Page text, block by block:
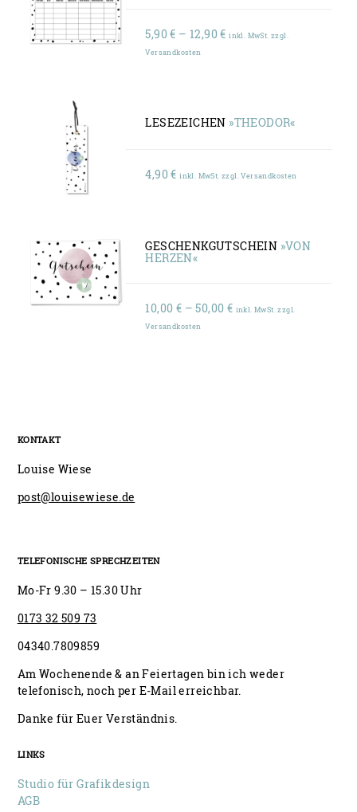
5,90€ –12,90€Preisspanne:
inkl. MwSt. zzgl.
Versandkosten
LESEZEICHEN »THEODOR«
4,90€ inkl. MwSt. zzgl. Versandkosten
GESCHENKGUTSCHEIN »VON
HERZEN«
10,00 € –50,00 €Preisspanne:
inkl. MwSt. zzgl.
Versandkosten
KONTAKT
Louise Wiese
post@louisewiese.de
TELEFONISCHE SPRECHZEITEN
Mo-Fr 9.30 – 15.30 Uhr
0173 32 509 73
04340.7809859
Am Wochenende & an Feiertagen bin ich weder
telefonisch, noch per E-Mail erreichbar.
Danke für Euer Verständnis.
LINKS
Studio für Grafikdesign
AGB